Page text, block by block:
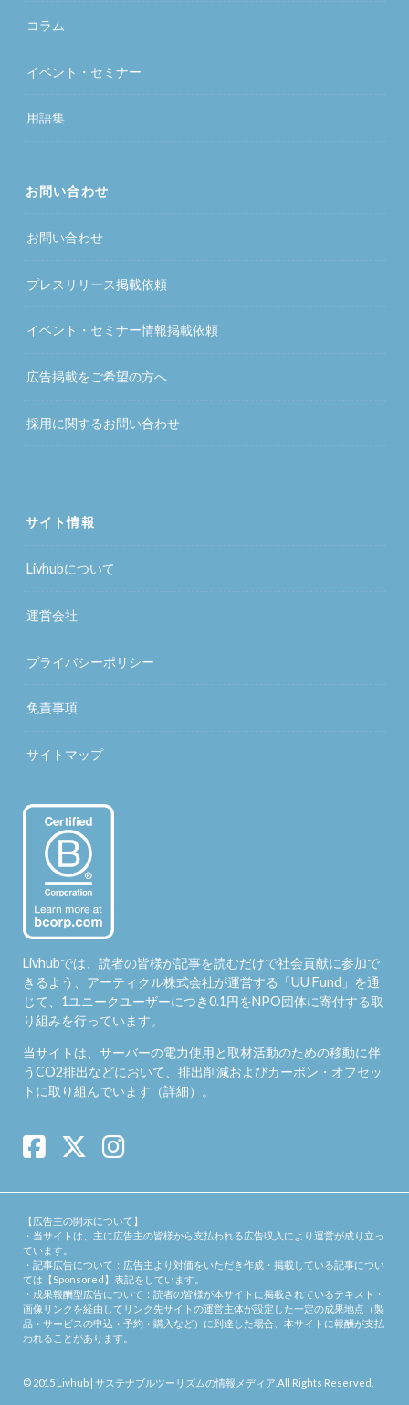
コラム
イベント・セミナー
用語集
お問い合わせ
お問い合わせ
プレスリリース掲載依頼
イベント・セミナー情報掲載依頼
広告掲載をご希望の方へ
採用に関するお問い合わせ
サイト情報
Livhubについて
運営会社
プライバシーポリシー
免責事項
サイトマップ
Livhubでは、読者の皆様が記事を読むだけで社会貢献に参加で
きるよう、アーティクル株式会社が運営する「UU Fund 」を通
じて、1ユニークユーザーにつき0.1円をNPO団体に寄付する取
り組みを行っています。
当サイトは、サーバーの電力使用と取材活動のための移動に伴
うCO2排出などにおいて、排出削減およびカーボン・オフセッ
トに取り組んでいます（詳細）。
【広告主の開示について】
・当サイトは、主に広告主の皆様から支払われる広告収入により運営が成り立っ
ています。
・記事広告について：広告主より対価をいただき作成・掲載している記事につい
ては【Sponsored】表記をしています。
・成果報酬型広告について：読者の皆様が本サイトに掲載されているテキスト・
画像リンクを経由してリンク先サイトの運営主体が設定した一定の成果地点（製
品・サービスの申込・予約・購入など）に到達した場合、本サイトに報酬が支払
われることがあります。
© 2015 Livhub | サステナブルツーリズムの情報メディア .All Rights Reserved.